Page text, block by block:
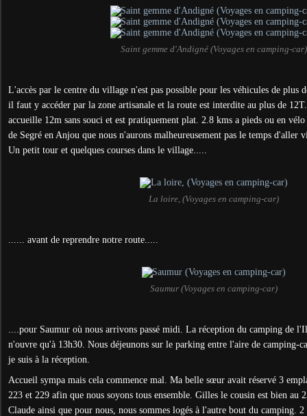
Saint gemme d'Andigné (Voyages en camping-car)
L'accès par le centre du village n'est pas possible pour les véhicules de plus
il faut y accéder par la zone artisanale et la route est interdite au plus de
accueille 12m sans souci et est pratiquement plat. 2.8 kms a pieds ou en
de Segré en Anjou que nous n'aurons malheureusement pas le temps d'aller
Un petit tour et quelques courses dans le village.....
La loire, (Voyages en camping-car)
...... avant de reprendre notre route.....
Saumur (Voyages en camping-car)
....pour Saumur où nous arrivons passé midi. La réception du camping de
n'ouvre qu'à 13h30. Nous déjeunons sur le parking entre l'aire de camping-
je suis à la réception.
Accueil sympa mais cela commence mal. Ma belle sœur avait réservé 3
223 et 229 afin que nous soyons tous ensemble. Gilles le cousin est bien au
Claude ainsi que pour nous, nous sommes logés à l'autre bout du camping. 2